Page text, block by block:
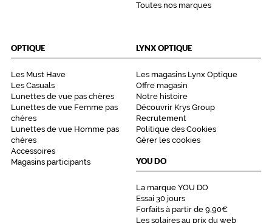
Toutes nos marques
OPTIQUE
Les Must Have
Les Casuals
Lunettes de vue pas chères
Lunettes de vue Femme pas
chères
Lunettes de vue Homme pas
chères
Accessoires
Magasins participants
LYNX OPTIQUE
Les magasins Lynx Optique
Offre magasin
Notre histoire
Découvrir Krys Group
Recrutement
Politique des Cookies
Gérer les cookies
YOU DO
La marque YOU DO
Essai 30 jours
Forfaits à partir de 9,90€
Les solaires au prix du web